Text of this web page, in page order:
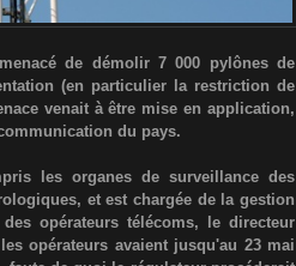
de démolir 7 000 pylônes de
(en particulier la restriction de
venait à être mise en application,
du pays.
les organes de surveillance des
et est chargée de la gestion
opérateurs télécoms, le directeur
opérateurs avaient jusqu'au 23 mai